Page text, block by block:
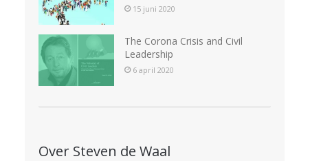
15 juni 2020
The Corona Crisis and Civil
Leadership
6 april 2020
Over Steven de Waal